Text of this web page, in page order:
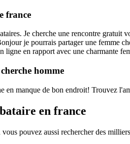
france
Je cherche une rencontre
je pourrais partager une femme
en rapport avec une charmante
homme
manque de bon endroit! Trouvez
en france
pouvez aussi rechercher des